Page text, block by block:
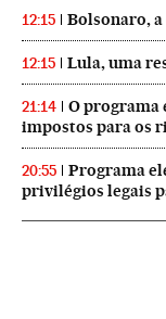
12:15 Bolsonaro,
12:15 Lula, uma
21:14
O programa
impostos para os
20:55
Programa
privilégios legais